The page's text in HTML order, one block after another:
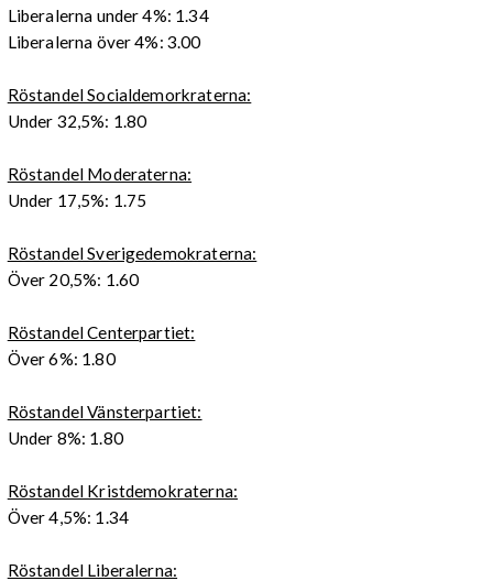
Liberalerna under 4%: 1.34
Liberalerna över 4%: 3.00
Röstandel Socialdemorkraterna:
Under 32,5%: 1.80
Röstandel Moderaterna:
Under 17,5%: 1.75
Röstandel Sverigedemokraterna:
Över 20,5%: 1.60
Röstandel Centerpartiet:
Över 6%: 1.80
Röstandel Vänsterpartiet:
Under 8%: 1.80
Röstandel Kristdemokraterna:
Över 4,5%: 1.34
Röstandel Liberalerna: